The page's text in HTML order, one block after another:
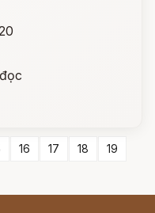
16 17 18
19